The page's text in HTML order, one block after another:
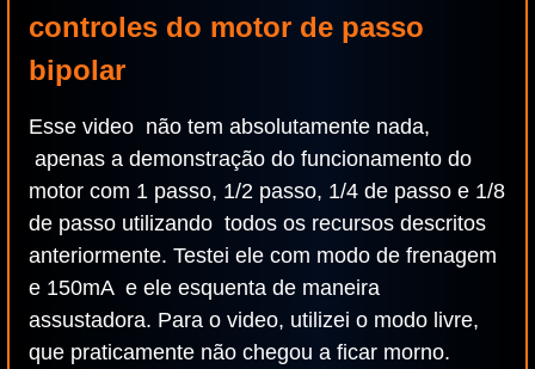
controles do motor de passo
bipolar
Esse video não tem absolutamente nada,
apenas a demonstração do funcionamento do
motor com 1 passo, 1/2 passo, 1/4 de passo e 1/8
de passo utilizando todos os recursos descritos
anteriormente. Testei ele com modo de frenagem
e 150mA e ele esquenta de maneira
assustadora. Para o video, utilizei o modo livre,
que praticamente não chegou a ficar morno.